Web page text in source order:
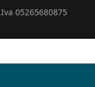
05265680875